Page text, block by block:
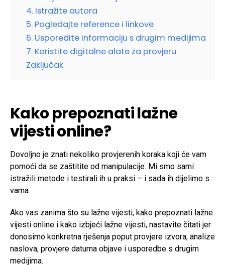
4. Istražite autora
5. Pogledajte reference i linkove
6. Usporedite informaciju s drugim medijima
7. Koristite digitalne alate za provjeru
Zaključak
Kako prepoznati lažne
vijesti online?
Dovoljno je znati nekoliko provjerenih koraka koji će vam
pomoći da se zaštitite od manipulacije. Mi smo sami
istražili metode i testirali ih u praksi – i sada ih dijelimo s
vama.
Ako vas zanima što su lažne vijesti, kako prepoznati lažne
vijesti online i kako izbjeći lažne vijesti, nastavite čitati jer
donosimo konkretna rješenja poput provjere izvora, analize
naslova, provjere datuma objave i usporedbe s drugim
medijima.